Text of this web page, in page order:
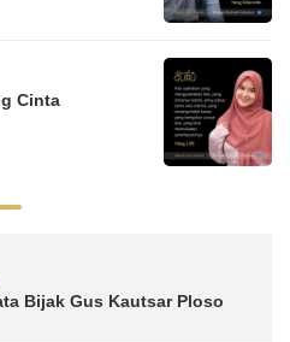
Cinta
Bijak Gus Kautsar Ploso